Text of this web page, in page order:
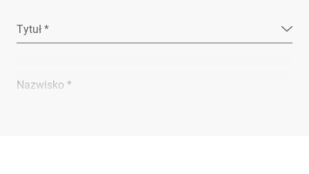
Tytuł *
Nazwisko *